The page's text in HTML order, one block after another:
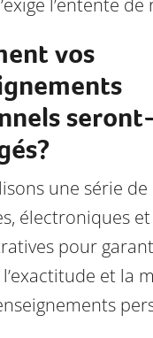
l’entente
vos
une série
électroniques et
pour
et la